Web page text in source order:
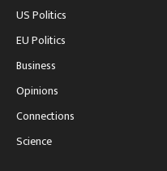
US Politics
EU Politics
Business
Opinions
Connections
Science